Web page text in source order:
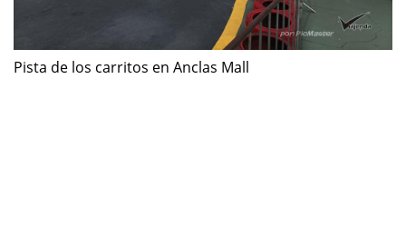
Pista de los carritos en Anclas Mall